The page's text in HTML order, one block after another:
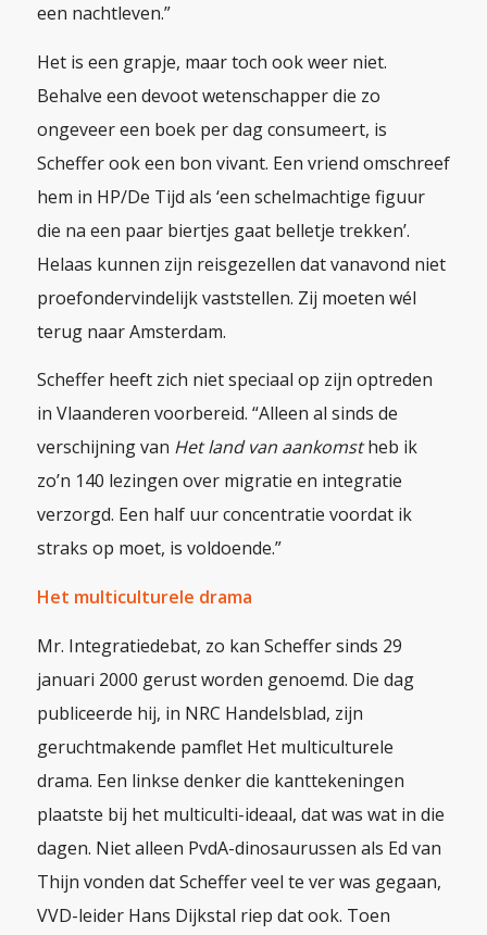
een nachtleven.”
Het is een grapje, maar toch ook weer niet.
Behalve een devoot wetenschapper die zo
ongeveer een boek per dag consumeert, is
Scheffer ook een bon vivant. Een vriend omschreef
hem in HP/De Tijd als ‘een schelmachtige figuur
die na een paar biertjes gaat belletje trekken’.
Helaas kunnen zijn reisgezellen dat vanavond niet
proefondervindelijk vaststellen. Zij moeten wél
terug naar Amsterdam.
Scheffer heeft zich niet speciaal op zijn optreden
in Vlaanderen voorbereid. “Alleen al sinds de
verschijning van Het land van aankomstheb ik
zo’n 140 lezingen over migratie en integratie
verzorgd. Een half uur concentratie voordat ik
straks op moet, is voldoende.”
Het multiculturele drama
Mr. Integratiedebat, zo kan Scheffer sinds 29
januari 2000 gerust worden genoemd. Die dag
publiceerde hij, in NRC Handelsblad, zijn
geruchtmakende pamflet Het multiculturele
drama. Een linkse denker die kanttekeningen
plaatste bij het multiculti-ideaal, dat was wat in die
dagen. Niet alleen PvdA-dinosaurussen als Ed van
Thijn vonden dat Scheffer veel te ver was gegaan,
VVD-leider Hans Dijkstal riep dat ook. Toen